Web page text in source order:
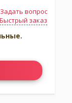
Задать вопрос
Быстрый заказ